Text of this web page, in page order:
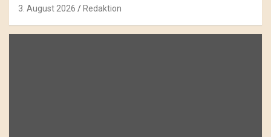
3. August 2026 Redaktion